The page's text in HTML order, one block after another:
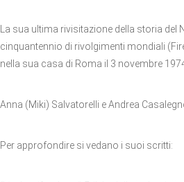
La sua ultima rivisitazione della storia del
cinquantennio di rivolgimenti mondiali
nella sua casa di Roma il 3 novembre
Anna (Miki) Salvatorelli e Andrea
Per approfondire si vedano i suoi scritti: